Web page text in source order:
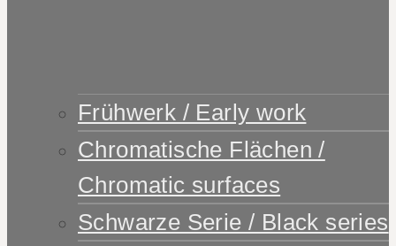
Frühwerk / Early work
Chromatische Flächen /
Chromatic surfaces
Schwarze Serie / Black series